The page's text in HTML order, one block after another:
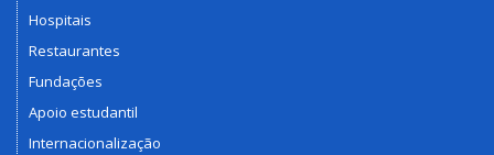
Hospitais
Restaurantes
Fundações
Apoio estudantil
Internacionalização